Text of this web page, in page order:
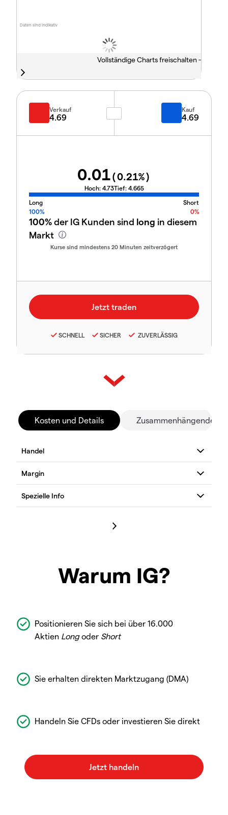
Daten sind indikativ
Vollständige Charts freischalten -
Verkauf
4.69
Kauf
4.69
0.01(0.21%)
Hoch: 4.73Tief: 4.665
Long
Short
100%
0%
100%der IG Kunden sind long in diesem
Markt
Kurse sind mindestens 20 Minuten zeitverzögert
SCHNELL SICHER ZUVERLÄSSIG
Kosten und Details Zusammenhängende
Warum IG?
Positionieren Sie sich bei über 16.000
Aktien Longoder Short
Sie erhalten direkten Marktzugang (DMA)
Handeln Sie CFDs oder investieren Sie direkt